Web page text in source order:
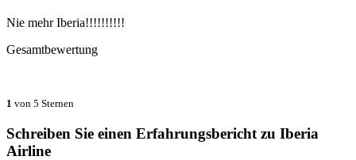
Nie mehr Iberia!!!!!!!!!!
Gesamtbewertung
1 von 5 Sternen
Schreiben Sie einen Erfahrungsbericht zu Iberia
Airline